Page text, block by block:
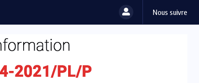
Nous suivre